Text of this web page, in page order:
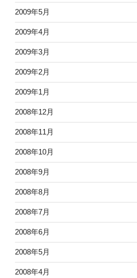
2009年5月
2009年4月
2009年3月
2009年2月
2009年1月
2008年12月
2008年11月
2008年10月
2008年9月
2008年8月
2008年7月
2008年6月
2008年5月
2008年4月